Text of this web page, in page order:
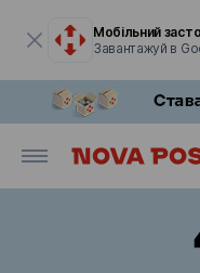
Мобільний
Завантажуй в